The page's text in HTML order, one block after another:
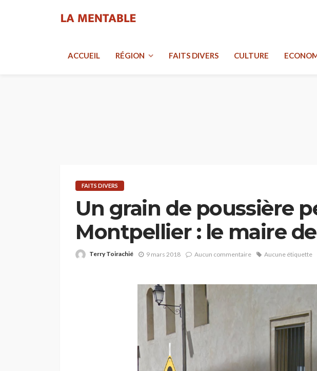
ACCUEIL RÉGION FAITS DIVERS CULTURE
FAITS DIVERS
Un grain de poussière
Montpellier : le maire
Terry Toirachié 9 mars 2018 Aucun commentaire Aucune étiquette